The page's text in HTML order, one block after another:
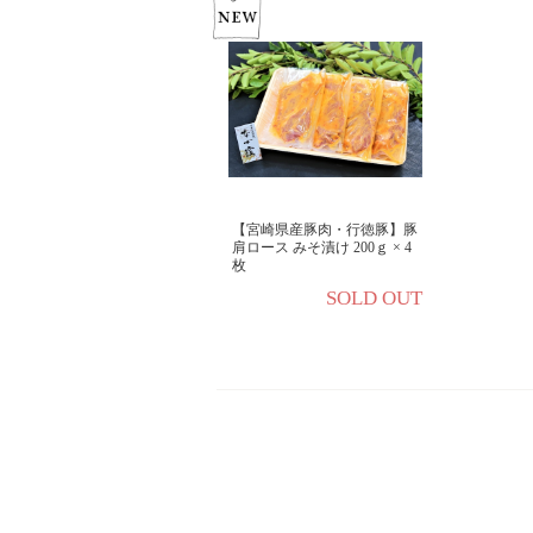
【宮崎県産豚肉・行徳豚】豚
肩ロース みそ漬け 200ｇ × 4
枚
SOLD OUT